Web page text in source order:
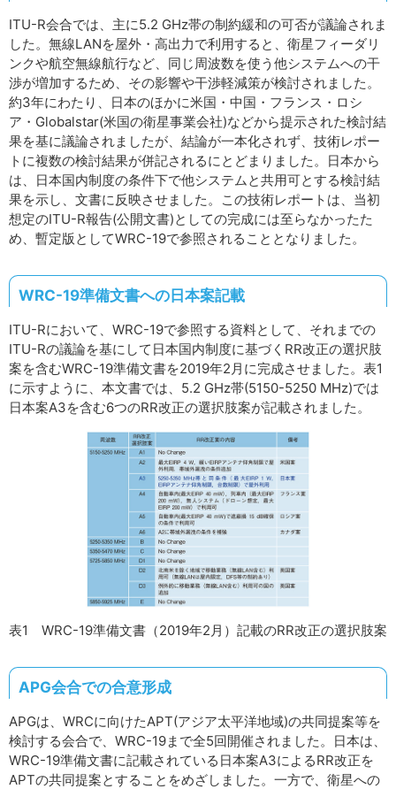
ITU-R会合では、主に5.2 GHz帯の制約緩和の可否が議論されま
した。無線LANを屋外・高出力で利用すると、衛星フィーダリ
ンクや航空無線航行など、同じ周波数を使う他システムへの干
渉が増加するため、その影響や干渉軽減策が検討されました。
約3年にわたり、日本のほかに米国・中国・フランス・ロシ
ア・Globalstar(米国の衛星事業会社)などから提示された検討結
果を基に議論されましたが、結論が一本化されず、技術レポー
トに複数の検討結果が併記されるにとどまりました。日本から
は、日本国内制度の条件下で他システムと共用可とする検討結
果を示し、文書に反映させました。この技術レポートは、当初
想定のITU-R報告(公開文書)としての完成には至らなかったた
め、暫定版としてWRC-19で参照されることとなりました。
WRC-19準備文書への日本案記載
ITU-Rにおいて、WRC-19で参照する資料として、それまでの
ITU-Rの議論を基にして日本国内制度に基づくRR改正の選択肢
案を含むWRC-19準備文書を2019年2月に完成させました。表1
に示すように、本文書では、5.2 GHz帯(5150-5250 MHz)では
日本案A3を含む6つのRR改正の選択肢案が記載されました。
表1 WRC-19準備文書（2019年2月）記載のRR改正の選択肢案
APG会合での合意形成
APGは、WRCに向けたAPT(アジア太平洋地域)の共同提案等を
検討する会合で、WRC-19まで全5回開催されました。日本は、
WRC-19準備文書に記載されている日本案A3によるRR改正を
APTの共同提案とすることをめざしました。一方で、衛星への